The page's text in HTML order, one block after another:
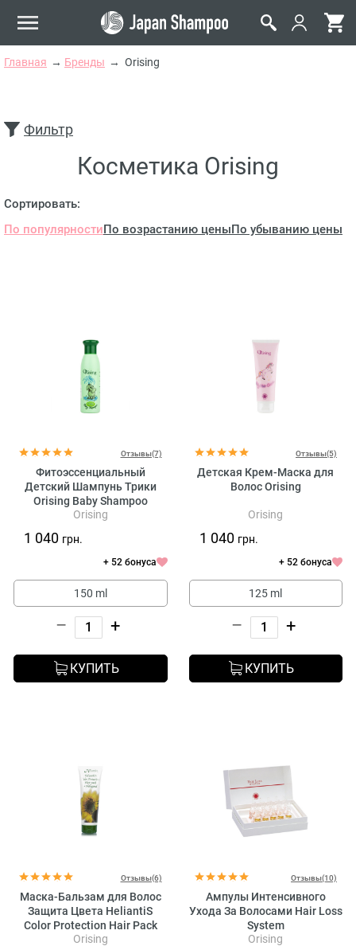
Главная Бренды Orising
Фильтр
Косметика Orising
Сортировать:
По популярностиПо возрастанию ценыПо убыванию цены
Отзывы(7)
Фитоэссенциальный
Детский Шампунь Трики
Orising Baby Shampoo
Orising
1 040 грн.
+ 52 бонуса
150 ml
– +
КУПИТЬ
Отзывы(5)
Детская Крем-Маска для
Волос Orising
Orising
1 040 грн.
+ 52 бонуса
125 ml
– +
КУПИТЬ
Отзывы(6)
Маска-Бальзам для Волос
Защита Цвета HeliantiS
Color Protection Hair Pack
Orising
Отзывы(10)
Ампулы Интенсивного
Ухода За Волосами Hair Loss
System
Orising